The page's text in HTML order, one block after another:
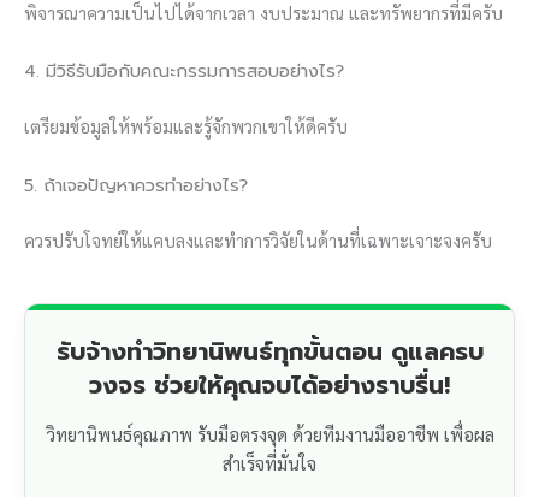
พิจารณาความเป็นไปได้จากเวลา งบประมาณ และทรัพยากรที่มีครับ
4. มีวิธีรับมือกับคณะกรรมการสอบอย่างไร?
เตรียมข้อมูลให้พร้อมและรู้จักพวกเขาให้ดีครับ
5. ถ้าเจอปัญหาควรทำอย่างไร?
ควรปรับโจทย์ให้แคบลงและทำการวิจัยในด้านที่เฉพาะเจาะจงครับ
รับจ้างทำวิทยานิพนธ์ทุกขั้นตอน ดูแลครบ
วงจร ช่วยให้คุณจบได้อย่างราบรื่น!
วิทยานิพนธ์คุณภาพ รับมือตรงจุด ด้วยทีมงานมืออาชีพ เพื่อผล
สำเร็จที่มั่นใจ